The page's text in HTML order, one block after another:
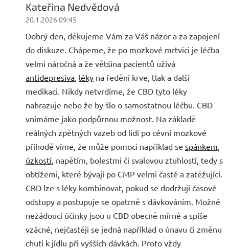
Kateřina Nedvědová
20.1.2026 09:45
Dobrý den, děkujeme Vám za Váš názor a za zapojení
do diskuze. Chápeme, že po mozkové mrtvici je léčba
velmi náročná a že většina pacientů užívá
antidepresiva, léky na ředění krve, tlak a další
medikaci. Nikdy netvrdíme, že CBD tyto léky
nahrazuje nebo že by šlo o samostatnou léčbu. CBD
vnímáme jako podpůrnou možnost. Na základě
reálných zpětných vazeb od lidí po cévní mozkové
příhodě víme, že může pomoci například se spánkem,
úzkostí, napětím, bolestmi či svalovou ztuhlostí, tedy s
obtížemi, které bývají po CMP velmi časté a zatěžující.
CBD lze s léky kombinovat, pokud se dodržují časové
odstupy a postupuje se opatrně s dávkováním. Možné
nežádoucí účinky jsou u CBD obecně mírné a spíše
vzácné, nejčastěji se jedná například o únavu či změnu
chuti k jídlu při vyšších dávkách. Proto vždy